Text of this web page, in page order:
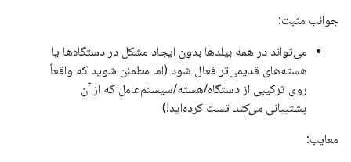
جوانب مثبت:
می‌تواند در همه بیلدها بدون ایجاد مشکل در دستگاه‌ها یا
هسته‌های قدیمی‌تر فعال شود (اما مطمئن شوید که واقعاً
روی ترکیبی از دستگاه/هسته/سیستم‌عامل که از آن
پشتیبانی می‌کند تست کرده‌اید!)
معایب: